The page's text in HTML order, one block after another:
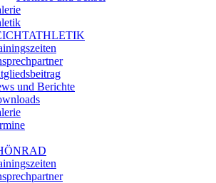
und Berichte